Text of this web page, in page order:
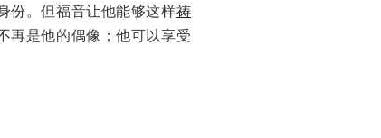
份。但福音让他能够这样祷
再是他的偶像；他可以享受